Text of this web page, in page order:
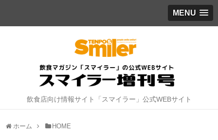
MENU
飲食店向け情報サイト「スマイラー」公式WEBサイト
ホーム HOME